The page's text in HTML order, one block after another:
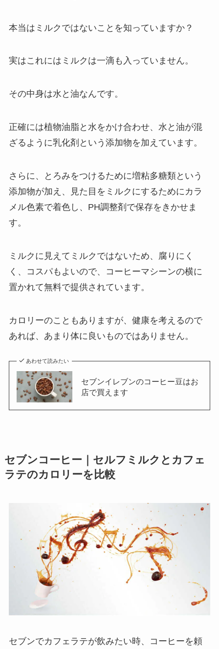
本当はミルクではないことを知っていますか？
実はこれには ミルクは一滴も入っていません。
その中身は水と油なんです。
正確には植物油脂と水をかけ合わせ、水と油が混
ざるように乳化剤という添加物を加えています。
さらに、とろみをつけるために増粘多糖類という
添加物が加え、見た目をミルクにするためにカラ
メル色素で着色し、PH調整剤で保存をきかせま
す。
ミルクに見えてミルクではないため、腐りにく
く、コスパもよいので、コーヒーマシーンの横に
置かれて無料で提供されています。
カロリーのこともありますが、健康を考えるので
あれば、あまり体に良いものではありません。
あわせて読みたい
セブンイレブンのコーヒー豆はお
店で買えます
セブンコーヒー｜セルフミルクとカフェ
ラテのカロリーを比較
セブンでカフェラテが飲みたい時、コーヒーを頼